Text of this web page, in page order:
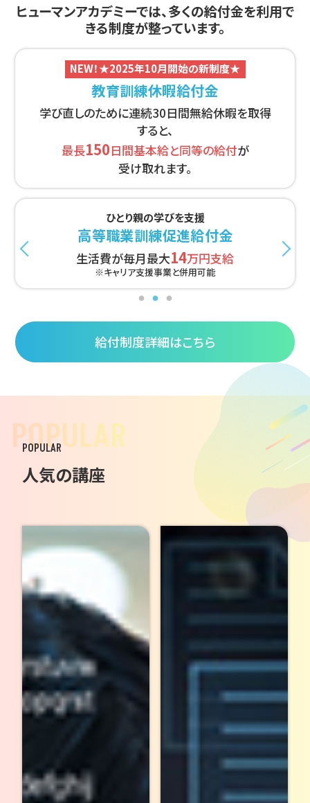
ヒューマンアカデミーでは、多くの給付金を利用で
きる制度が整っています。
NEW！★2025年10月開始の新制度★
教育訓練休暇給付金
学び直しのために連続30日間無給休暇を取得
すると、
最長150日間基本給と同等の給付が
受け取れます。
厚生労働省指定講座でスキルアップ
一般教育訓練給付制度
受講費用の20%最大10万円を支給
給付制度詳細はこちら
POPULAR
人気の講座
POPULAR